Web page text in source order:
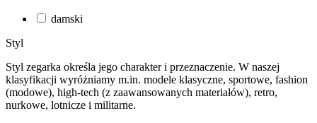
damski
Styl
Styl zegarka określa jego charakter i przeznaczenie. W naszej
klasyfikacji wyróżniamy m.in. modele klasyczne, sportowe, fashion
(modowe), high-tech (z zaawansowanych materiałów), retro,
nurkowe, lotnicze i militarne.